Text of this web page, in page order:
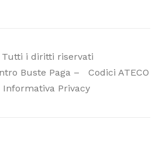
i diritti riservati
Buste Paga– Codici ATECO
Informativa Privacy